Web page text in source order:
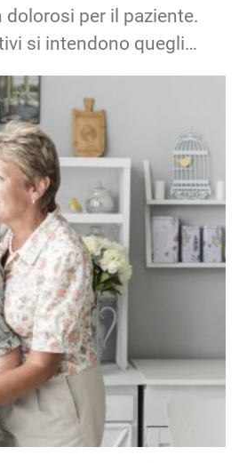
dolorosi per il paziente.
si intendono quegli…